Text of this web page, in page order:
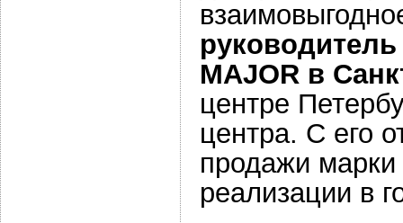
MAJOR в
центре
центра. С его
продажи
реализации в